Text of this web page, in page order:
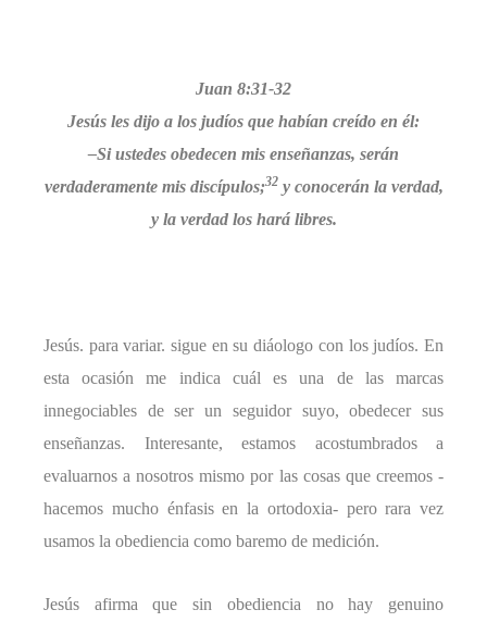
Juan 8:31-32
Jesús les dijo a los judíos que habían creído en él:
–Si ustedes obedecen mis enseñanzas, serán
verdaderamente mis discípulos;32y conocerán la verdad,
y la verdad los hará libres.
Jesús. para variar. sigue en su diáologo con los judíos. En
esta ocasión me indica cuál es una de las marcas
innegociables de ser un seguidor suyo, obedecer sus
enseñanzas. Interesante, estamos acostumbrados a
evaluarnos a nosotros mismo por las cosas que creemos -
hacemos mucho énfasis en la ortodoxia- pero rara vez
usamos la obediencia como baremo de medición.
Jesús afirma que sin obediencia no hay genuino